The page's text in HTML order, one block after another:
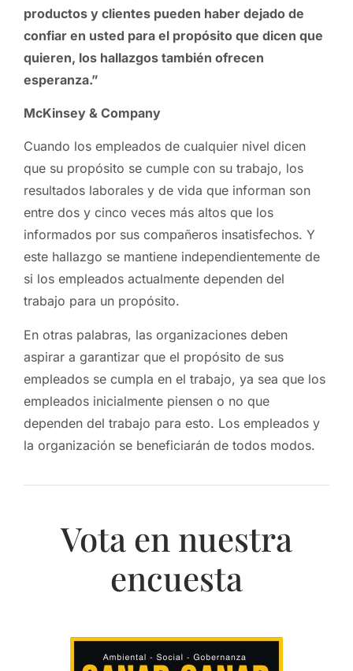
productos y clientes pueden haber dejado de
confiar en usted para el propósito que dicen que
quieren, los hallazgos también ofrecen
esperanza.”
McKinsey & Company
Cuando los empleados de cualquier nivel dicen
que su propósito se cumple con su trabajo, los
resultados laborales y de vida que informan son
entre dos y cinco veces más altos que los
informados por sus compañeros insatisfechos. Y
este hallazgo se mantiene independientemente de
si los empleados actualmente dependen del
trabajo para un propósito.
En otras palabras, las organizaciones deben
aspirar a garantizar que el propósito de sus
empleados se cumpla en el trabajo, ya sea que los
empleados inicialmente piensen o no que
dependen del trabajo para esto. Los empleados y
la organización se beneficiarán de todos modos.
Vota en nuestra
encuesta